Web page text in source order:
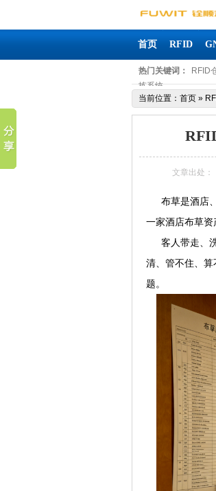
首页 RFID
热门关键词： RFID
拣系统
当前位置： 首页 »
文章出处：
布草是酒店、
一家酒店布草
客人带走、洗
清、管不住、
题。